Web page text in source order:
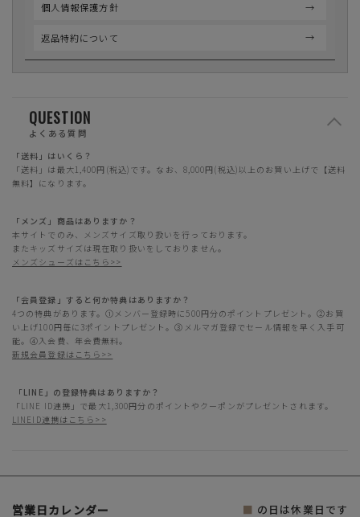
個人情報保護方針
返品特約について
QUESTION
よくある質問
「送料」はいくら？
「送料」は最大1,400円(税込)です。なお、8,000円(税込)以上のお買い上げで【送料
無料】になります。
「メンズ」商品はありますか？
本サイトでのみ、メンズサイズ取り扱いを行っております。
またキッズサイズは現在取り扱いをしておりません。
メンズシューズはこちら>>
「会員登録」すると何か特典はありますか？
4つの特典があります。①メンバー登録時に500円分のポイントプレゼント。②お買
い上げ100円毎に3ポイントプレゼント。③メルマガ登録でセール情報を早く入手可
能。④入会費、年会費無料。
新規会員登録はこちら>>
「LINE」の登録特典はありますか？
「LINE ID連携」で最大1,300円分のポイントやクーポンがプレゼントされます。
LINEID連携はこちら>>
営業日カレンダー ■ の日は休業日です